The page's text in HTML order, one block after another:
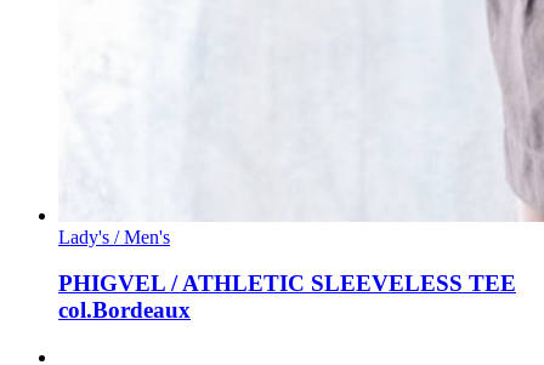
Lady's / Men's
PHIGVEL / ATHLETIC SLEEVELESS TEE
col.Bordeaux